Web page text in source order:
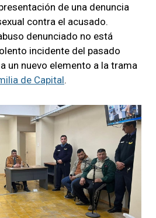
de una denuncia
contra el acusado.
denunciado no está
incidente del pasado
un nuevo elemento a la trama
de Capital.